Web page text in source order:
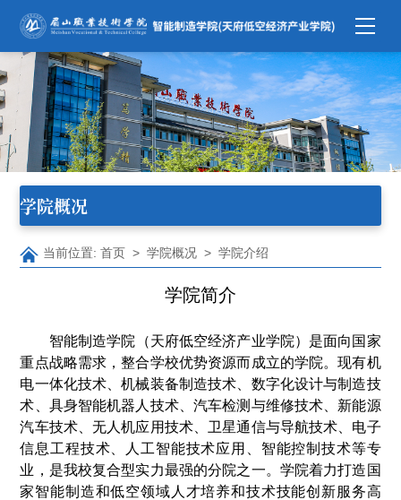
学院概况
当前位置:首页 >学院概况 >学院介绍
学院简介
智能制造学院（天府低空经济产业学院）是面向国家
重点战略需求，整合学校优势资源而成立的学院。现有机
电一体化技术、机械装备制造技术、数字化设计与制造技
术、具身智能机器人技术、汽车检测与维修技术、新能源
汽车技术、无人机应用技术、卫星通信与导航技术、电子
信息工程技术、人工智能技术应用、智能控制技术等专
业，是我校复合型实力最强的分院之一。学院着力打造国
家智能制造和低空领域人才培养和技术技能创新服务高